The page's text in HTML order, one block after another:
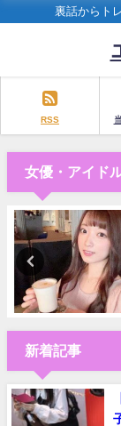
裏話からト
RSS
女優・アイド
新着記事